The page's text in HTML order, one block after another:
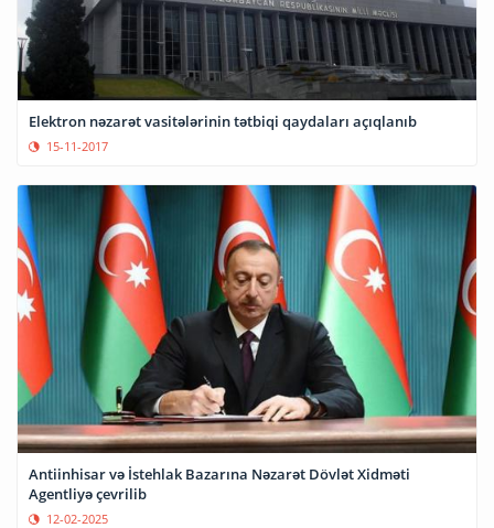
Elektron nəzarət vasitələrinin tətbiqi qaydaları açıqlanıb
15-11-2017
Antiinhisar və İstehlak Bazarına Nəzarət Dövlət Xidməti
Agentliyə çevrilib
12-02-2025